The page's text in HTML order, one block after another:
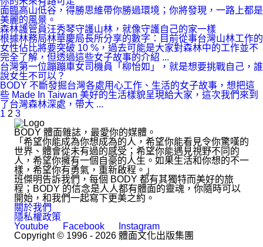
面臨高山低谷，得勝思維帶你勝過環境；你將發現，一路上都是
美麗的風景。
森林護管員汪秀琴守護山林，就像守護自己的家一樣
根據林務局林華慶局長所分享的數字：目前從事台灣山林工作的
女性佔比將要突破 10 %，過去可能是大家對森林中的工作並不
完全了解，但透過這些女子故事的介紹 ...
台灣第一位蹦蹦車女司機員「柳怡如」，就是想要挑戰自己，誰
說女生不可以？
BODY 不斷發掘台灣各處用心工作、生活的女子故事，想把這
些 Made In Taiwan 美好的生活樣貌呈現給大家，這次我們來到
了台灣森林深處，帶大 ...
1 2 3
BODY 體面雜誌，最愛你的媒體。
「希望你能成為你想成為的人，希望你能看見令你驚嘆的
世界、體會從未有過的感受；希望你能遇見視野不同的
人，希望你擁有一個自豪的人生。如果生活和你想的不一
樣，希望你有勇氣，重新啟程。」
班傑明告訴我們，每個 BODY 都有其獨特而美好的旅
程；BODY 的信念是人人都有體面的靈魂，你隨時可以
開始，和我們一起寫下更美之約。
關於我們
隱私權政策
Youtube
Facebook
Instagram
Copyright © 1996 - 2026 體面文化出版集團